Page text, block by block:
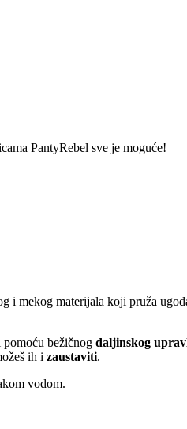
PantyRebel sve je moguće!
i mekog materijala koji pruža
bežičnog daljinskog
ih i zaustaviti.
vodom.